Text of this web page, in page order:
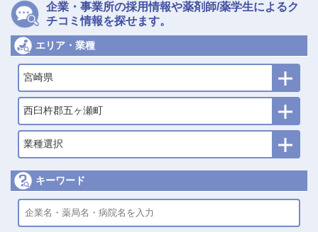
企業・事業所の採用情報や薬剤師/薬学生によるク
チコミ情報を探せます。
エリア・業種
宮崎県
西臼杵郡五ヶ瀬町
業種選択
キーワード